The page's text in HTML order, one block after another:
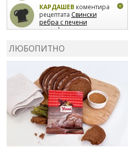
КАРДАШЕВ коментира
рецептата Свински
ребра с печени
картофи
лимон
коментира рецептата
Киноа със зеленчуци
ЛЮБОПИТНО